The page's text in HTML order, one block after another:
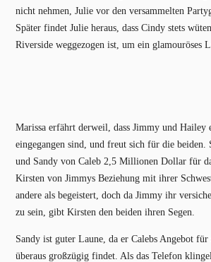
nicht nehmen, Julie vor den versammelten
Später findet Julie heraus, dass Cindy stets
Riverside weggezogen ist, um ein glamouröses
Marissa erfährt derweil, dass Jimmy und Hailey
eingegangen sind, und freut sich für die beiden.
und Sandy von Caleb 2,5 Millionen Dollar für
Kirsten von Jimmys Beziehung mit ihrer
andere als begeistert, doch da Jimmy ihr
zu sein, gibt Kirsten den beiden ihren Segen.
Sandy ist guter Laune, da er Calebs Angebot für
überaus großzügig findet. Als das Telefon